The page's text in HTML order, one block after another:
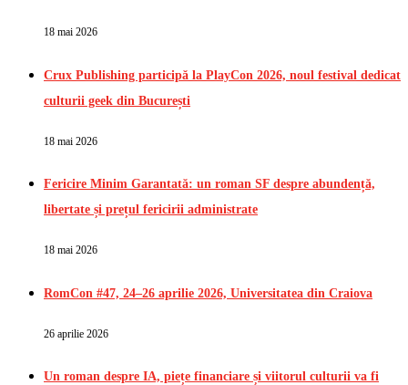
18 mai 2026
Crux Publishing participă la PlayCon 2026, noul festival dedicat
culturii geek din București
18 mai 2026
Fericire Minim Garantată: un roman SF despre abundență,
libertate și prețul fericirii administrate
18 mai 2026
RomCon #47, 24–26 aprilie 2026, Universitatea din Craiova
26 aprilie 2026
Un roman despre IA, piețe financiare și viitorul culturii va fi